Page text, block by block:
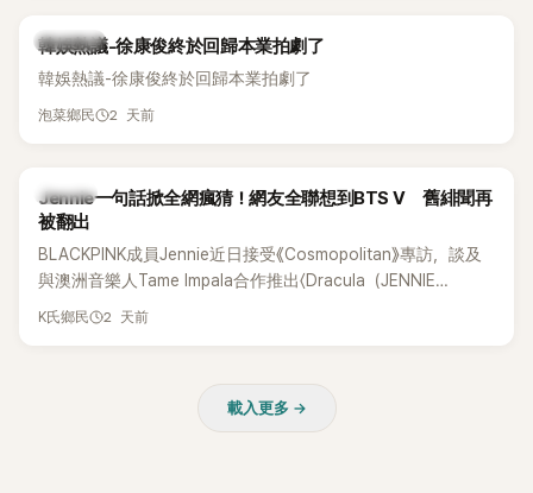
熱議討論
韓娛熱議-徐康俊終於回歸本業拍劇了
韓娛熱議-徐康俊終於回歸本業拍劇了
泡菜鄉民 2 天前
K-POP
Jennie一句話掀全網瘋猜！網友全聯想到BTS V 舊緋聞再
被翻出
BLACKPINK成員Jennie近日接受《Cosmopolitan》專訪，談及
與澳洲音樂人Tame Impala合作推出〈Dracula（JENNIE
Remix）〉的幕後故事，沒想到她一句關於「共同朋友」的回答，
K氏鄉民 2 天前
載入更多 →